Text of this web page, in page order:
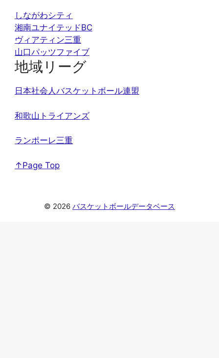
しながわシティ
湘南ユナイテッドBC
ヴィアティン三重
山口パッツファイブ
地域リーグ
日本社会人バスケットボール連盟
和歌山トライアンズ
ランポーレ三重
↑Page Top
© 2026 バスケットボールデータベース